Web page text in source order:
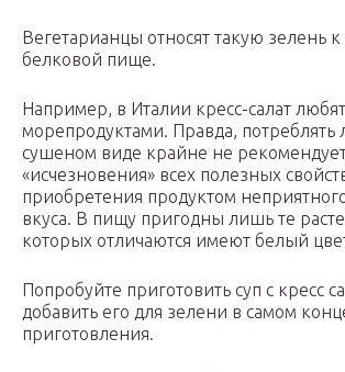
Вегетарианцы относят такую зелень к
белковой пище.
Например, в Италии кресс-салат
морепродуктами. Правда, потреблять
сушеном виде крайне не
«исчезновения» всех полезных
приобретения продуктом
вкуса. В пищу пригодны лишь те
которых отличаются имеют белый
Попробуйте приготовить суп с кресс
добавить его для зелени в самом
приготовления.